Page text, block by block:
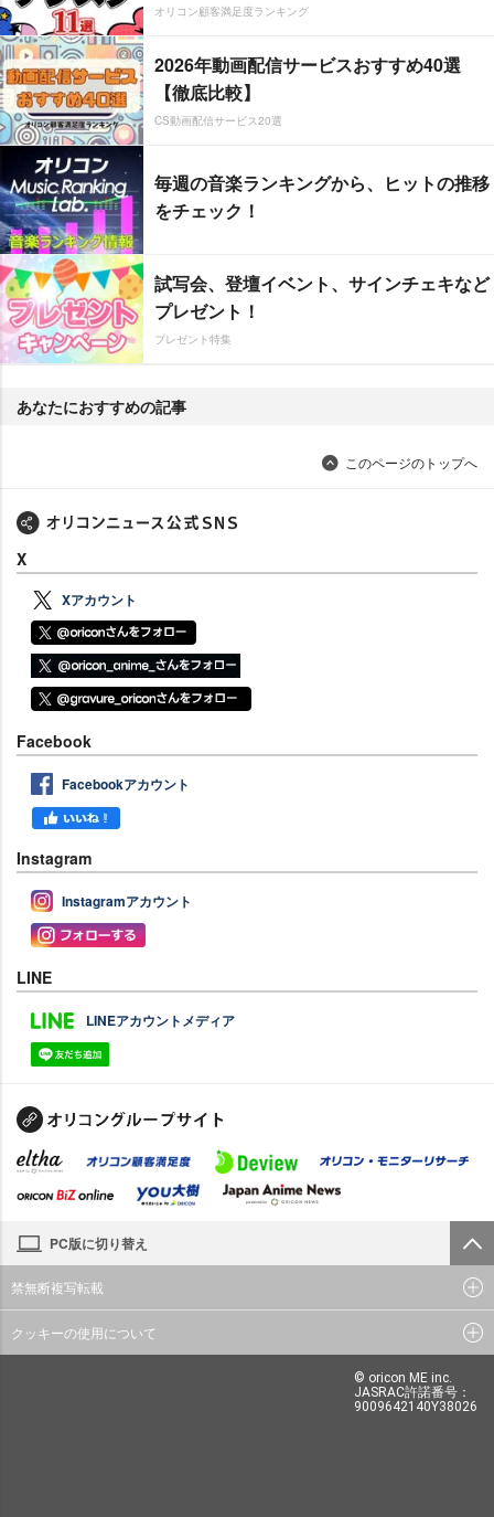
オリコン顧客満足度ランキング
2026年動画配信サービスおすすめ40選
【徹底比較】
CS動画配信サービス20選
毎週の音楽ランキングから、ヒットの推移
をチェック！
試写会、登壇イベント、サインチェキなど
プレゼント！
プレゼント特集
あなたにおすすめの記事
このページのトップへ
X
Xアカウント
Facebook
Facebookアカウント
Instagram
Instagramアカウント
LINE
LINEアカウントメディア
PC版に切り替え
禁無断複写転載
クッキーの使用について
© oricon ME inc.
JASRAC許諾番号：
9009642140Y38026